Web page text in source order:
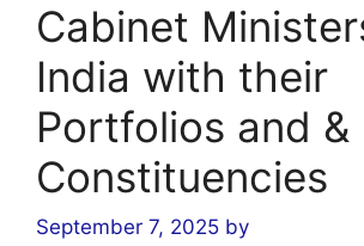
Cabinet
India with their
Portfolios and &
Constituencies
September 7, 2025 by